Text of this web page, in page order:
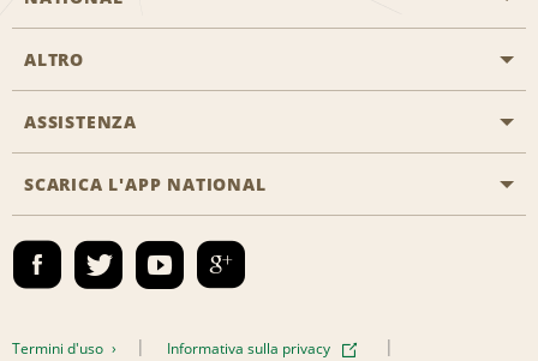
Inizia una prenotazione
Programmi business
Emerald Club Accedi
ALTRO
Offerte di lavoro
ASSISTENZA
Accessibilità
Contatti
SCARICA L'APP NATIONAL
Termini d'uso Informativa sulla privacy